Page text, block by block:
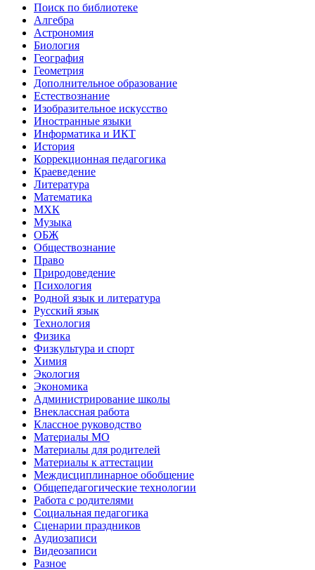
Поиск по библиотеке
Алгебра
Астрономия
Биология
География
Геометрия
Дополнительное образование
Естествознание
Изобразительное искусство
Иностранные языки
Информатика и ИКТ
История
Коррекционная педагогика
Краеведение
Литература
Математика
МХК
Музыка
ОБЖ
Обществознание
Право
Природоведение
Психология
Родной язык и литература
Русский язык
Технология
Физика
Физкультура и спорт
Химия
Экология
Экономика
Администрирование школы
Внеклассная работа
Классное руководство
Материалы МО
Материалы для родителей
Материалы к аттестации
Междисциплинарное обобщение
Общепедагогические технологии
Работа с родителями
Социальная педагогика
Сценарии праздников
Аудиозаписи
Видеозаписи
Разное